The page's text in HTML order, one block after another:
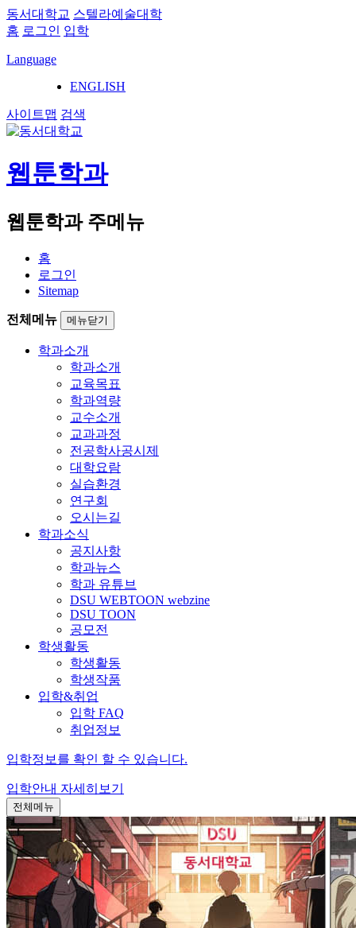
동서대학교 스텔라예술대학
홈 로그인 입학
Language
ENGLISH
사이트맵 검색
웹툰학과
웹툰학과 주메뉴
홈
로그인
Sitemap
전체메뉴 메뉴닫기
학과소개
학과소개
교육목표
학과역량
교수소개
교과과정
전공학사공시제
대학요람
실습환경
연구회
오시는길
학과소식
공지사항
학과뉴스
학과 유튜브
DSU WEBTOON webzine
DSU TOON
공모전
학생활동
학생활동
학생작품
입학&취업
입학 FAQ
취업정보
입학정보를 확인 할 수 있습니다.
입학안내 자세히보기
전체메뉴